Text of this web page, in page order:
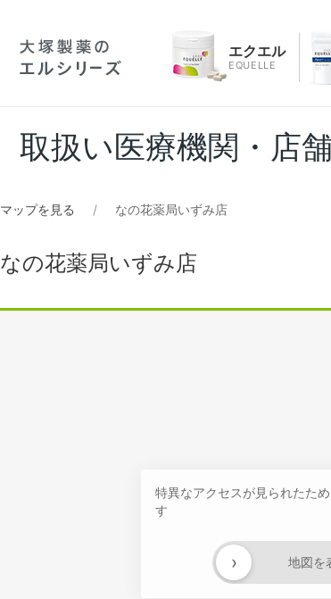
エクエル
EQUELLE
取扱い医療機関・店舗
マップを見る なの花薬局いずみ店
なの花薬局いずみ店
特異なアクセスが見られたた
す
地図を
›